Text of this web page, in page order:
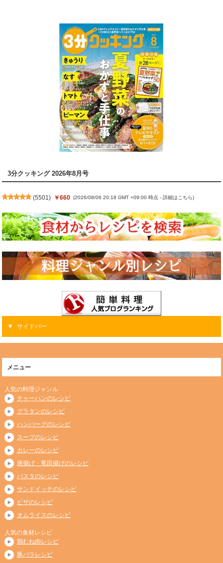
3分クッキング 2026年8月号
(5501 ) ￥660 (2026/08/06 20:18 GMT +09:00 時点 -詳細はこちら)
サイドバー
メニュー
人気の料理ジャンル
チャーハンのレシピ
グラタンのレシピ
ハンバーグのレシピ
スープのレシピ
カレーのレシピ
唐揚げ・竜田揚げのレシピ
パスタのレシピ
サンドイッチのレシピ
ピザのレシピ
オムライスのレシピ
人気の食材レシピ
鶏むね肉レシピ
豚バラレシピ